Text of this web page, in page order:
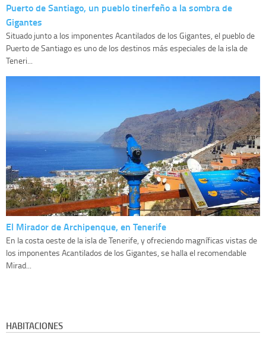
Puerto de Santiago, un pueblo tinerfeño a la sombra de
Gigantes
Situado junto a los imponentes Acantilados de los Gigantes, el pueblo de
Puerto de Santiago es uno de los destinos más especiales de la isla de
Teneri...
El Mirador de Archipenque, en Tenerife
En la costa oeste de la isla de Tenerife, y ofreciendo magníficas vistas de
los imponentes Acantilados de los Gigantes, se halla el recomendable
Mirad...
HABITACIONES